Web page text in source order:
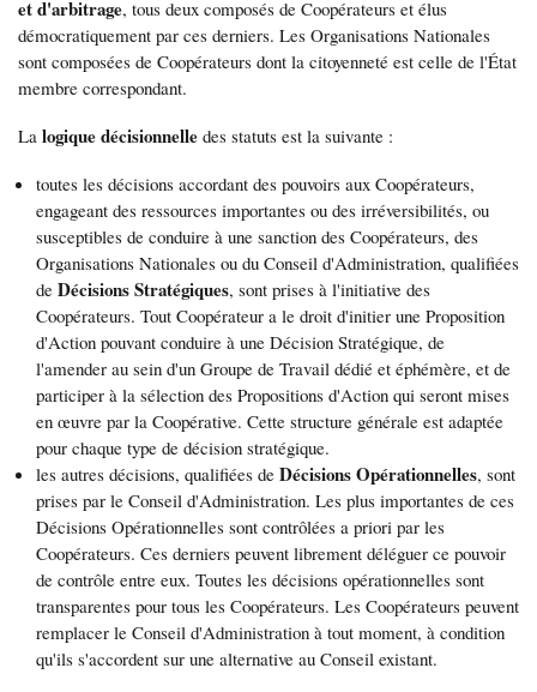
et d'arbitrage, tous deux composés de Coopérateurs et élus
démocratiquement par ces derniers. Les Organisations Nationales
sont composées de Coopérateurs dont la citoyenneté est celle de l'État
membre correspondant.
La logiquedécisionnelle des statuts est la suivante :
toutes les décisions accordant des pouvoirs aux Coopérateurs,
engageant des ressources importantes ou des irréversibilités, ou
susceptibles de conduire à une sanction des Coopérateurs, des
Organisations Nationales ou du Conseil d'Administration, qualifiées
de Décisions Stratégiques, sont prises à l'initiative des
Coopérateurs. Tout Coopérateur a le droit d'initier une Proposition
d'Action pouvant conduire à une Décision Stratégique, de
l'amender au sein d'un Groupe de Travail dédié et éphémère, et de
participer à la sélection des Propositions d'Action qui seront mises
en œuvre par la Coopérative. Cette structure générale est adaptée
pour chaque type de décision stratégique.
les autres décisions, qualifiées de Décisions Opérationnelles, sont
prises par le Conseil d'Administration. Les plus importantes de ces
Décisions Opérationnelles sont contrôlées a priori par les
Coopérateurs. Ces derniers peuvent librement déléguer ce pouvoir
de contrôle entre eux. Toutes les décisions opérationnelles sont
transparentes pour tous les Coopérateurs. Les Coopérateurs peuvent
remplacer le Conseil d'Administration à tout moment, à condition
qu'ils s'accordent sur une alternative au Conseil existant.